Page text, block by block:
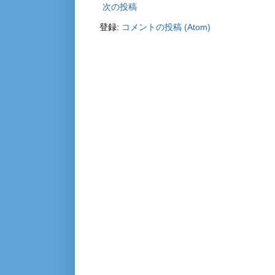
次の投稿
登録: コメントの投稿 (Atom)